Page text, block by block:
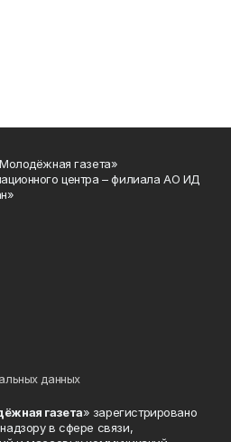
газета»
центра – филиала АО ИД
данных
газета» зарегистрировано
в сфере связи,